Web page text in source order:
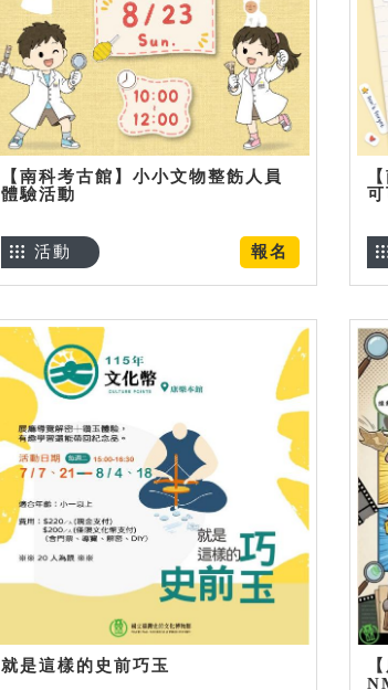
【南科考古館】小小文物整飭人員
體驗活動
報名
活動
就是這樣的史前巧玉